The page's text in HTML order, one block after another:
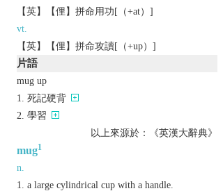
【英】【俚】拼命用功[（+at）]
vt.
【英】【俚】拼命攻讀[（+up）]
片語
mug up
死記硬背
學習
以上來源於：《英漢大辭典》
mug1
n.
a large cylindrical cup with a handle.